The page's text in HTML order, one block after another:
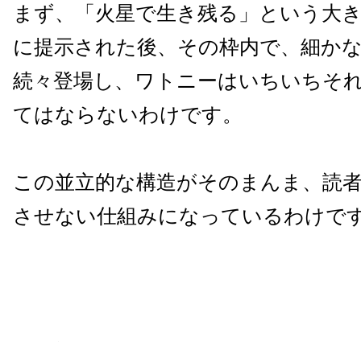
まず、「火星で生き残る」という大
に提示された後、その枠内で、細か
続々登場し、ワトニーはいちいちそ
てはならないわけです。
この並立的な構造がそのまんま、読
させない仕組みになっているわけで